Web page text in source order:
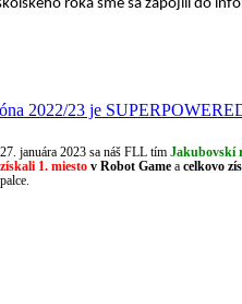
roka sme sa zapojili do
2022/23 je
27. januára 2023 sa náš FLL tím Jakubovskí
získali 1. miesto v Robot Game a celkovo
palce.